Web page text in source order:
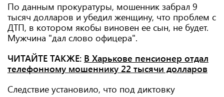
По данным прокуратуры, мошенник забрал 9
тысяч долларов и убедил женщину, что проблем с
ДТП, в котором якобы виновен ее сын, не будет.
Мужчина "дал слово офицера".
ЧИТАЙТЕ ТАКЖЕ: В Харькове пенсионер отдал
телефонному мошеннику 22 тысячи долларов
Следствие установило, что под диктовку